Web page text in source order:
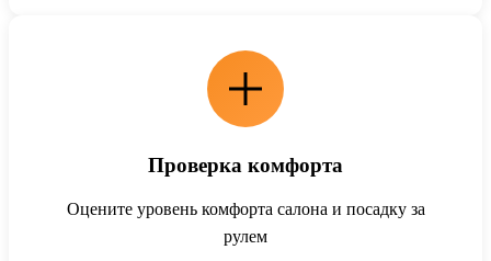
Проверка комфорта
Оцените уровень комфорта салона и посадку за
рулем